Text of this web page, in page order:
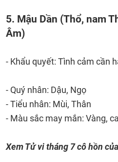
5. Mậu Dần (Thổ, nam
Âm)
- Khẩu quyết: Tình cảm cần
- Quý nhân: Dậu, Ngọ
- Tiểu nhân: Mùi, Thân
- Màu sắc may mắn: Vàng,
Xem Tử vi tháng 7 cô hồn